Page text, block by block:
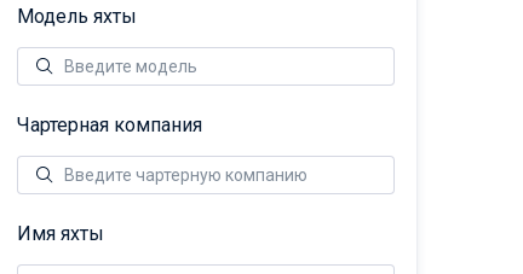
Модель яхты
Чартерная компания
Имя яхты